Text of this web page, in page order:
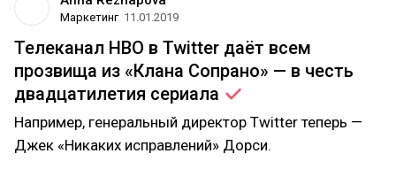
Маркетинг 11.01.2019
Телеканал HBO в Twitter даёт всем
прозвища из «Клана Сопрано» — в честь
двадцатилетия сериала
Например, генеральный директор Twitter теперь —
Джек «Никаких исправлений» Дорси.